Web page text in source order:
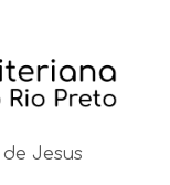
Jesus